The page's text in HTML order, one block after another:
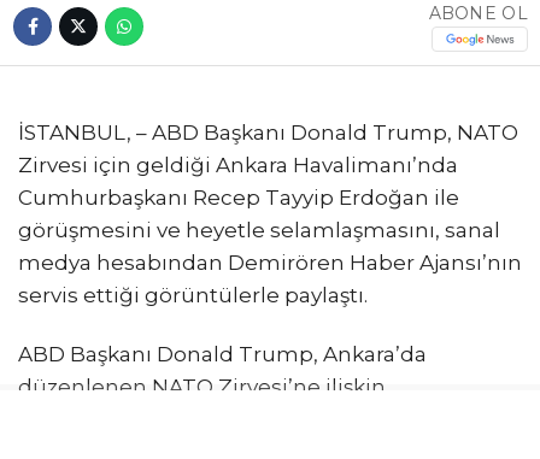
ABONE OL
İSTANBUL, – ABD Başkanı Donald Trump, NATO
Zirvesi için geldiği Ankara Havalimanı’nda
Cumhurbaşkanı Recep Tayyip Erdoğan ile
görüşmesini ve heyetle selamlaşmasını, sanal
medya hesabından Demirören Haber Ajansı’nın
servis ettiği görüntülerle paylaştı.
ABD Başkanı Donald Trump, Ankara’da
düzenlenen NATO Zirvesi’ne ilişkin